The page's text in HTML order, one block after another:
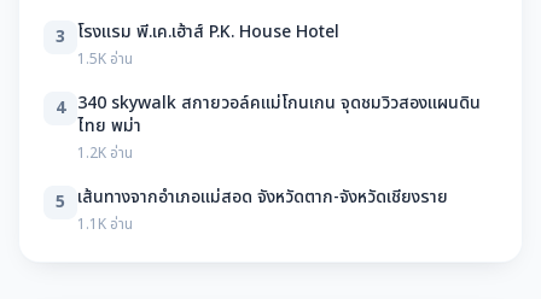
3 โรงแรม พี.เค.เฮ้าส์ P.K. House Hotel
1.5K อ่าน
4 340 skywalk สกายวอล์คแม่โกนเกน จุดชมวิวสองแผนดิน
ไทย พม่า
1.2K อ่าน
5 เส้นทางจากอำเภอแม่สอด จังหวัดตาก-จังหวัดเชียงราย
1.1K อ่าน